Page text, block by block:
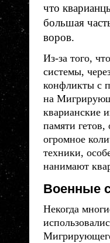
что
большая
воров.
Из-за того,
системы,
конфликты с
на
кварианские
памяти
огромное
техники,
нанимают
Военные
Некогда